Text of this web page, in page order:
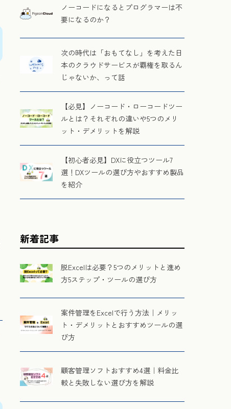
ノーコードになるとプログラマーは不
要になるのか？
次の時代は「おもてなし」を考えた日
本のクラウドサービスが覇権を取るん
じゃないか、って話
【必見】ノーコード・ローコードツー
ルとは？それぞれの違いや5つのメリ
ット・デメリットを解説
【初心者必見】DXに役立つツール7
選！DXツールの選び方やおすすめ製品
を紹介
新着記事
脱Excelは必要？5つのメリットと進め
方5ステップ・ツールの選び方
案件管理をExcelで行う方法｜メリッ
ト・デメリットとおすすめツールの選
び方
顧客管理ソフトおすすめ4選｜料金比
較と失敗しない選び方を解説